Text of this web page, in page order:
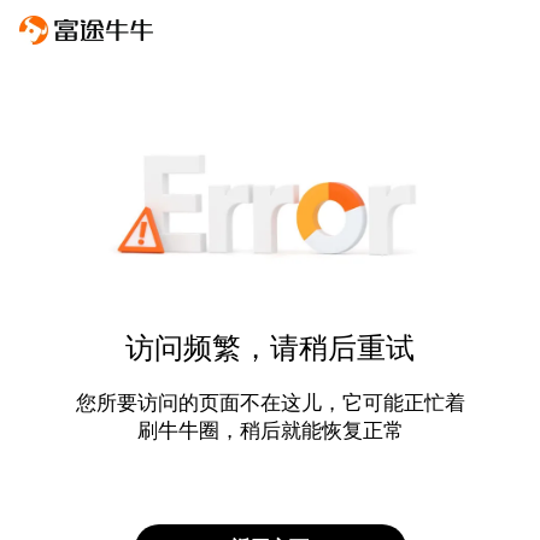
访问频繁，请稍后重试
您所要访问的页面不在这儿，它可能正忙着
刷牛牛圈，稍后就能恢复正常